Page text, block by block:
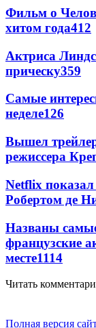
Фильм о
хитом года412
Актриса
прическу359
Самые
неделе126
Вышел
режиссера
Netflix
Робертом де
Названы
французские
месте1114
Читать
Полная версия